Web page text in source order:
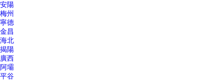
安陽
梅州
寧德
金昌
海北
揭陽
廣西
阿壩
平谷